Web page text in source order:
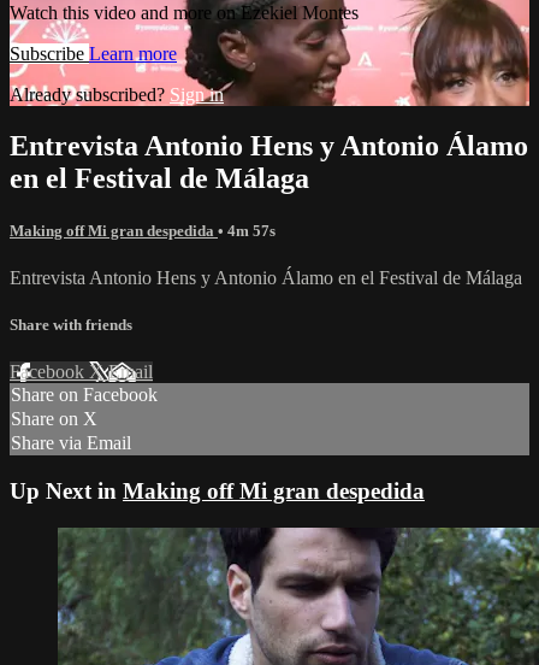
Watch this video and more on Ezekiel Montes
Subscribe Learn more
Already subscribed? Sign in
Entrevista Antonio Hens y Antonio Álamo
en el Festival de Málaga
Making off Mi gran despedida • 4m 57s
Entrevista Antonio Hens y Antonio Álamo en el Festival de Málaga
Share with friends
Facebook XEmail
Share on Facebook
Share on X
Share via Email
Up Next in Making off Mi gran despedida